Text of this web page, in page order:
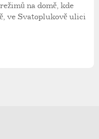
na domě, kde
ve Svatoplukově ulici